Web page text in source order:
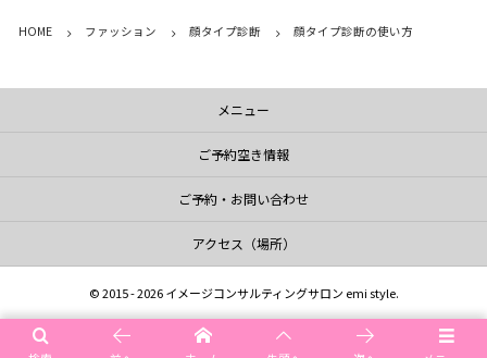
HOME ファッション 顔タイプ診断 顔タイプ診断の使い方
メニュー
ご予約空き情報
ご予約・お問い合わせ
アクセス（場所）
©2015 - 2026 イメージコンサルティングサロン emi style.